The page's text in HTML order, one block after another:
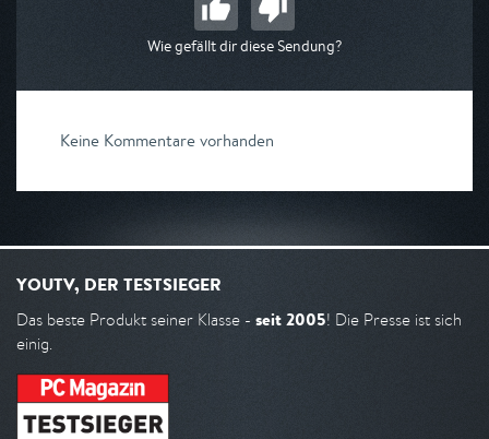
Wie gefällt dir diese Sendung?
Keine Kommentare vorhanden
YOUTV, DER TESTSIEGER
Das beste Produkt seiner Klasse - seit 2005! Die Presse ist sich
einig.